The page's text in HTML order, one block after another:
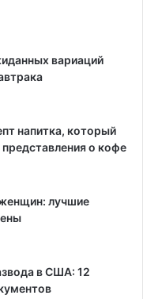
вариаций
напитка, который
о кофе
лучшие
в США: 12